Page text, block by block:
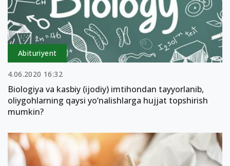
Abituriyent
4.06.2020 16:32
Biologiya va kasbiy (ijodiy) imtihondan tayyorlanib,
oliygohlarning qaysi yo‘nalishlarga hujjat topshirish
mumkin?